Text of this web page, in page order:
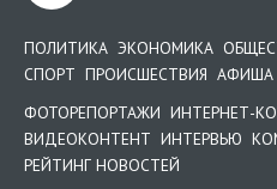
ПОЛИТИКА ЭКОНОМИКА
СПОРТ ПРОИСШЕСТВИЯ АФИША
ФОТОРЕПОРТАЖИ ИНТЕРНЕТ-
ВИДЕОКОНТЕНТ ИНТЕРВЬЮ
РЕЙТИНГ НОВОСТЕЙ